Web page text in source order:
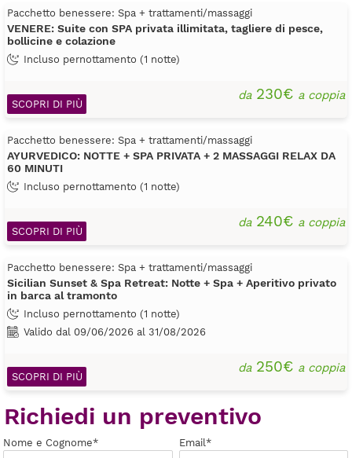
Pacchetto benessere: Spa + trattamenti/massaggi
VENERE: Suite con SPA privata illimitata, tagliere di pesce,
bollicine e colazione
Incluso pernottamento (1 notte)
da230€ a coppia
SCOPRI DI PIÙ
Pacchetto benessere: Spa + trattamenti/massaggi
AYURVEDICO: NOTTE + SPA PRIVATA + 2 MASSAGGI RELAX DA
60 MINUTI
Incluso pernottamento (1 notte)
da240€ a coppia
SCOPRI DI PIÙ
Pacchetto benessere: Spa + trattamenti/massaggi
Sicilian Sunset & Spa Retreat: Notte + Spa + Aperitivo privato
in barca al tramonto
Incluso pernottamento (1 notte)
Valido dal 09/06/2026 al 31/08/2026
da250€ a coppia
SCOPRI DI PIÙ
Richiedi un preventivo
Nome e Cognome* Email*